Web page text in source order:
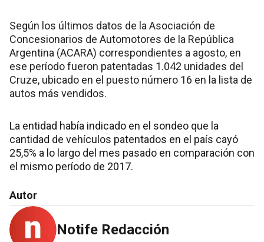
Según los últimos datos de la Asociación de
Concesionarios de Automotores de la República
Argentina (ACARA) correspondientes a agosto, en
ese período fueron patentadas 1.042 unidades del
Cruze, ubicado en el puesto número 16 en la lista de
autos más vendidos.
La entidad había indicado en el sondeo que la
cantidad de vehículos patentados en el país cayó
25,5% a lo largo del mes pasado en comparación con
el mismo período de 2017.
Autor
Notife Redacción